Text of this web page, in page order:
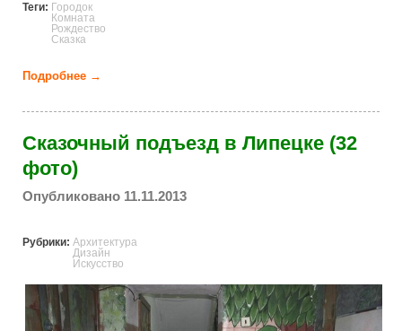
Теги: Городок
Комната
Рождество
Сказка
Подробнее →
Сказочный подъезд в Липецке (32
фото)
Опубликовано 11.11.2013
Рубрики: Архитектура
Дизайн
Искусство
lipetsk_beautiful_entrance.jpg